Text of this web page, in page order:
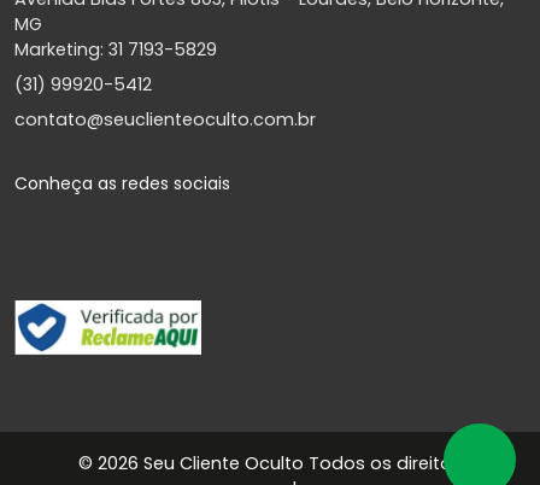
MG
Marketing: 31 7193-5829
(31) 99920-5412
contato@seuclienteoculto.com.br
Conheça as redes sociais
© 2026 Seu Cliente Oculto Todos os direitos